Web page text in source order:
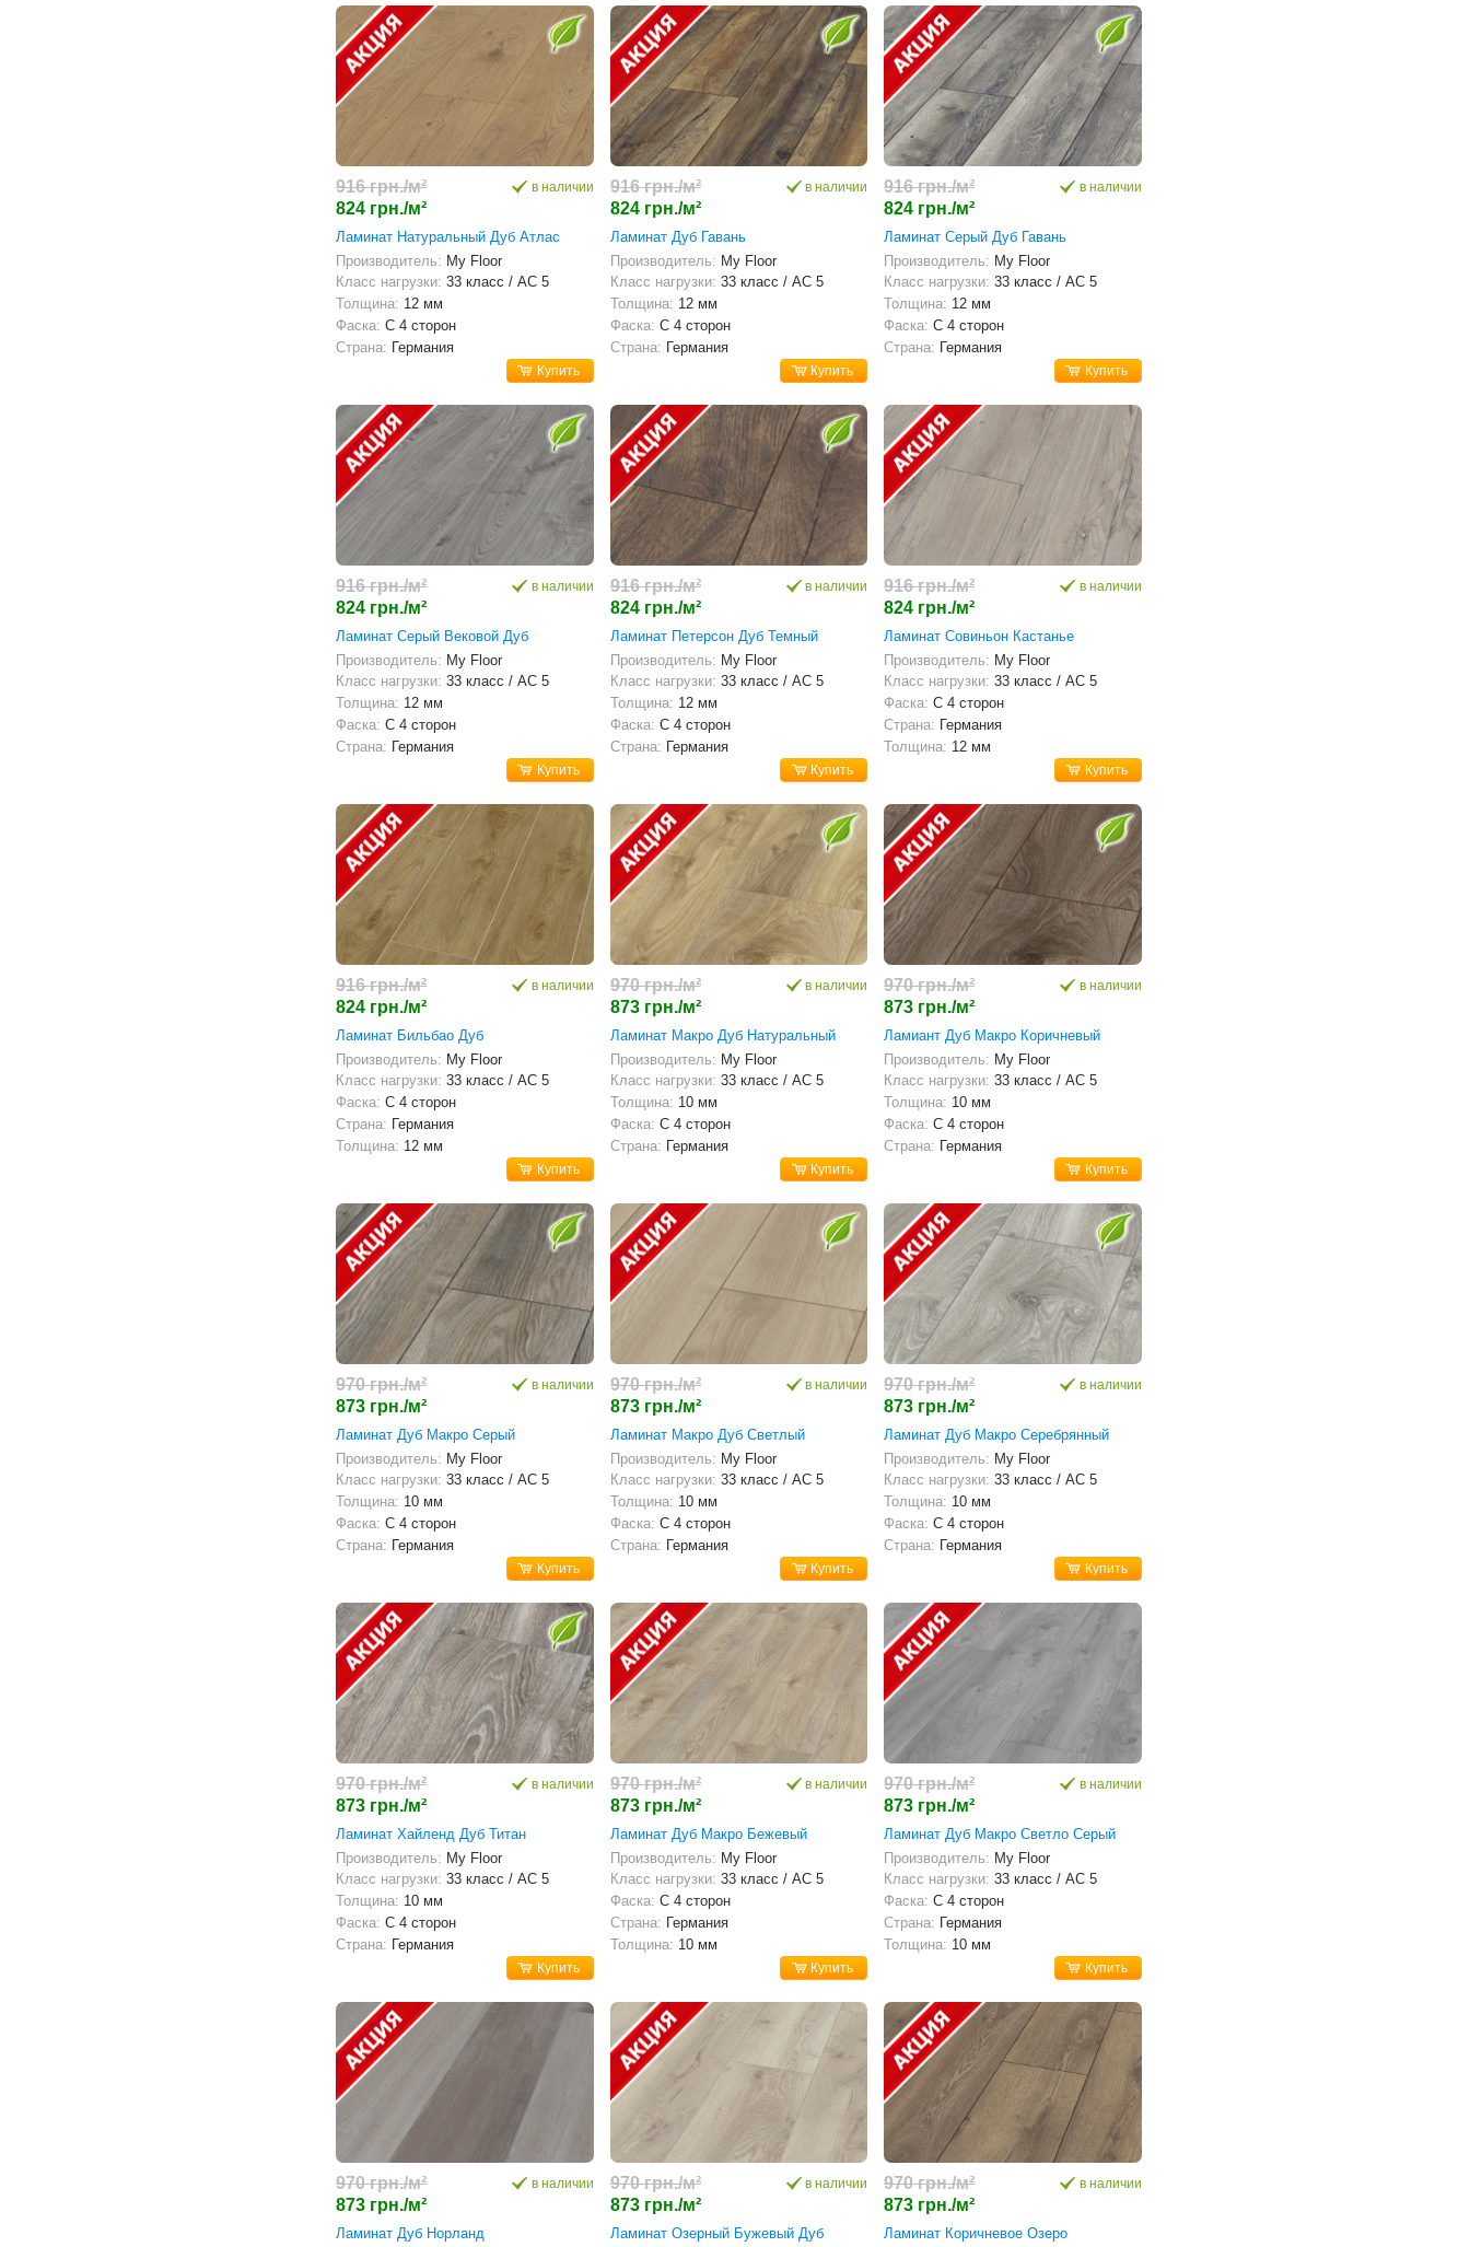
916 грн./м²
824 грн./м²
в наличии
Ламинат Натуральный Дуб Атлас
Производитель: My Floor
Класс нагрузки: 33 класс / AC 5
Толщина: 12 мм
Фаска: С 4 сторон
Страна: Германия
Купить
916 грн./м²
824 грн./м²
в наличии
Ламинат Дуб Гавань
Производитель: My Floor
Класс нагрузки: 33 класс / AC 5
Толщина: 12 мм
Фаска: С 4 сторон
Страна: Германия
Купить
916 грн./м²
824 грн./м²
в наличии
Ламинат Серый Дуб Гавань
Производитель: My Floor
Класс нагрузки: 33 класс / AC 5
Толщина: 12 мм
Фаска: С 4 сторон
Страна: Германия
Купить
916 грн./м²
824 грн./м²
в наличии
Ламинат Серый Вековой Дуб
Производитель: My Floor
Класс нагрузки: 33 класс / AC 5
Толщина: 12 мм
Фаска: С 4 сторон
Страна: Германия
Купить
916 грн./м²
824 грн./м²
в наличии
Ламинат Петерсон Дуб Темный
Производитель: My Floor
Класс нагрузки: 33 класс / AC 5
Толщина: 12 мм
Фаска: С 4 сторон
Страна: Германия
Купить
916 грн./м²
824 грн./м²
в наличии
Ламинат Совиньон Кастанье
Производитель: My Floor
Класс нагрузки: 33 класс / AC 5
Фаска: С 4 сторон
Страна: Германия
Толщина: 12 мм
Купить
916 грн./м²
824 грн./м²
в наличии
Ламинат Бильбао Дуб
Производитель: My Floor
Класс нагрузки: 33 класс / AC 5
Фаска: С 4 сторон
Страна: Германия
Толщина: 12 мм
Купить
970 грн./м²
873 грн./м²
в наличии
Ламинат Макро Дуб Натуральный
Производитель: My Floor
Класс нагрузки: 33 класс / AC 5
Толщина: 10 мм
Фаска: С 4 сторон
Страна: Германия
Купить
970 грн./м²
873 грн./м²
в наличии
Ламиант Дуб Макро Коричневый
Производитель: My Floor
Класс нагрузки: 33 класс / AC 5
Толщина: 10 мм
Фаска: С 4 сторон
Страна: Германия
Купить
970 грн./м²
873 грн./м²
в наличии
Ламинат Дуб Макро Серый
Производитель: My Floor
Класс нагрузки: 33 класс / AC 5
Толщина: 10 мм
Фаска: С 4 сторон
Страна: Германия
Купить
970 грн./м²
873 грн./м²
в наличии
Ламинат Макро Дуб Светлый
Производитель: My Floor
Класс нагрузки: 33 класс / AC 5
Толщина: 10 мм
Фаска: С 4 сторон
Страна: Германия
Купить
970 грн./м²
873 грн./м²
в наличии
Ламинат Дуб Макро Серебрянный
Производитель: My Floor
Класс нагрузки: 33 класс / AC 5
Толщина: 10 мм
Фаска: С 4 сторон
Страна: Германия
Купить
970 грн./м²
873 грн./м²
в наличии
Ламинат Хайленд Дуб Титан
Производитель: My Floor
Класс нагрузки: 33 класс / AC 5
Толщина: 10 мм
Фаска: С 4 сторон
Страна: Германия
Купить
970 грн./м²
873 грн./м²
в наличии
Ламинат Дуб Макро Бежевый
Производитель: My Floor
Класс нагрузки: 33 класс / AC 5
Фаска: С 4 сторон
Страна: Германия
Толщина: 10 мм
Купить
970 грн./м²
873 грн./м²
в наличии
Ламинат Дуб Макро Светло Серый
Производитель: My Floor
Класс нагрузки: 33 класс / AC 5
Фаска: С 4 сторон
Страна: Германия
Толщина: 10 мм
Купить
970 грн./м²
873 грн./м²
в наличии
Ламинат Дуб Норланд
970 грн./м²
873 грн./м²
в наличии
Ламинат Озерный Бужевый Дуб
970 грн./м²
873 грн./м²
в наличии
Ламинат Коричневое Озеро